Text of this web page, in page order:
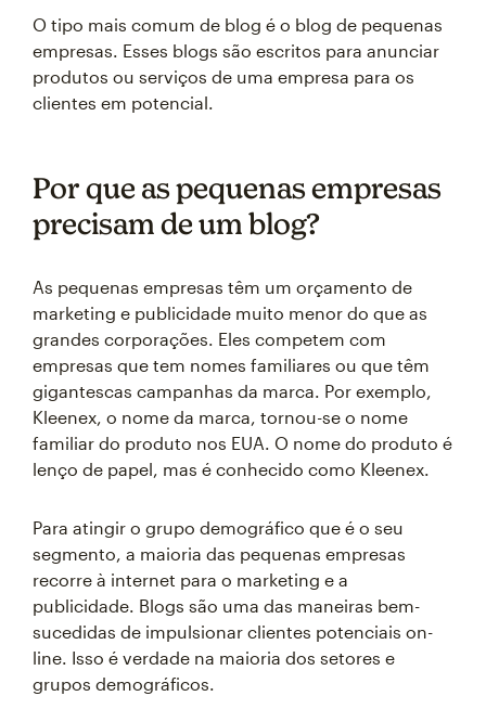
O tipo mais comum de blog é o blog de pequenas
empresas. Esses blogs são escritos para anunciar
produtos ou serviços de uma empresa para os
clientes em potencial.
Por que as pequenas empresas
precisam de um blog?
As pequenas empresas têm um orçamento de
marketing e publicidade muito menor do que as
grandes corporações. Eles competem com
empresas que tem nomes familiares ou que têm
gigantescas campanhas da marca. Por exemplo,
Kleenex, o nome da marca, tornou-se o nome
familiar do produto nos EUA. O nome do produto é
lenço de papel, mas é conhecido como Kleenex.
Para atingir o grupo demográfico que é o seu
segmento, a maioria das pequenas empresas
recorre à internet para o marketing e a
publicidade. Blogs são uma das maneiras bem-
sucedidas de impulsionar clientes potenciais on-
line. Isso é verdade na maioria dos setores e
grupos demográficos.